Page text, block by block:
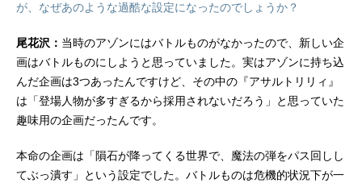
が、なぜあのような過酷な設定になったのでしょうか？
尾花沢： 当時のアゾンにはバトルものがなかったので、新しい企
画はバトルものにしようと思っていました。実はアゾンに持ち込
んだ企画は3つあったんですけど、その中の『アサルトリリィ』
は「登場人物が多すぎるから採用されないだろう」と思っていた
趣味用の企画だったんです。
本命の企画は「隕石が降ってくる世界で、魔法の弾をパス回しし
てぶっ潰す」という設定でした。バトルものは危機的状況下が一